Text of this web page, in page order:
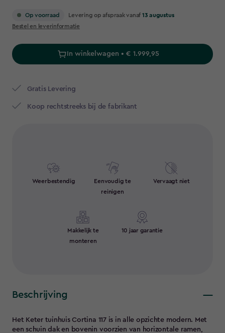
Op voorraad Levering op afspraak vanaf 13 augustus
Bestel en leverinformatie
In winkelwagen • € 1.999,95
Gratis Levering​
Koop rechtstreeks bij de fabrikant
Weerbestendig
Eenvoudig te
reinigen
Vervaagt niet
Makkelijk te
monteren
10 jaar garantie
Beschrijving
Het Keter tuinhuis Cortina 117 is in alle opzichte modern. Met
een schuin dak en bovenin voorzien van horizontale ramen,